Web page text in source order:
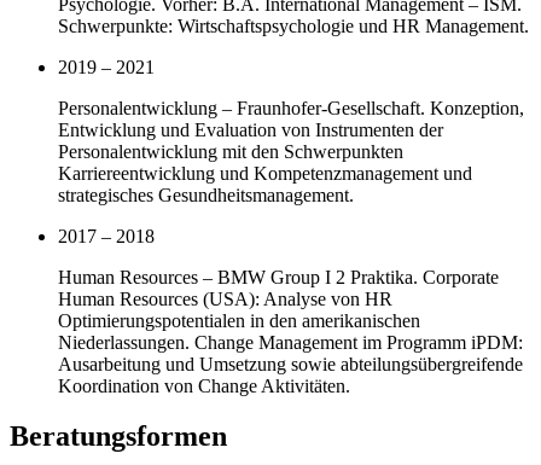
Schwerpunkte: Wirtschaftspsychologie und HR Management.
2019 – 2021
Personalentwicklung – Fraunhofer-Gesellschaft. Konzeption,
Entwicklung und Evaluation von Instrumenten der
Personalentwicklung mit den Schwerpunkten
Karriereentwicklung und Kompetenzmanagement und
strategisches Gesundheitsmanagement.
2017 – 2018
Human Resources – BMW Group I 2 Praktika. Corporate
Human Resources (USA): Analyse von HR
Optimierungspotentialen in den amerikanischen
Niederlassungen. Change Management im Programm iPDM:
Ausarbeitung und Umsetzung sowie abteilungsübergreifende
Koordination von Change Aktivitäten.
Beratungsformen